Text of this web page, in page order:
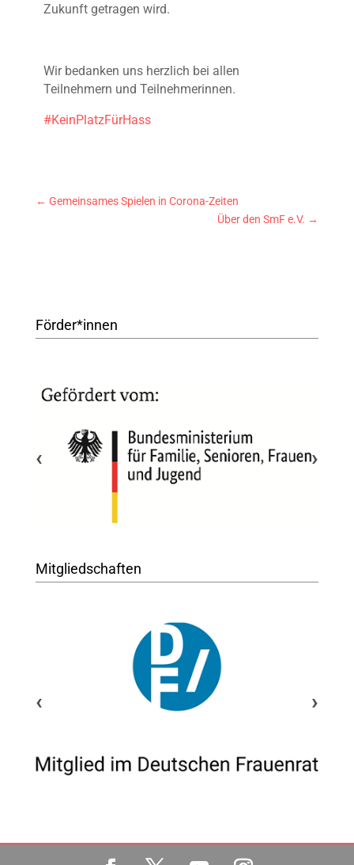
Zukunft getragen wird.
Wir bedanken uns herzlich bei allen
Teilnehmern und Teilnehmerinnen.
#KeinPlatzFürHass
← Gemeinsames Spielen in Corona-Zeiten
Über den SmF e.V. →
Förder*innen
‹ ›
Mitgliedschaften
‹ ›